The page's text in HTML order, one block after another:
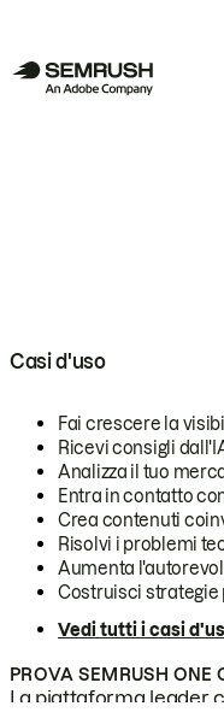
Casi d'uso
Fai crescere la
Ricevi consigli
Analizza il tuo
Entra in contatto
Crea contenuti
Risolvi i problemi
Aumenta
Costruisci strategie
Vedi tutti i casi
PROVA SEMRUSH ONE
La piattaforma leader